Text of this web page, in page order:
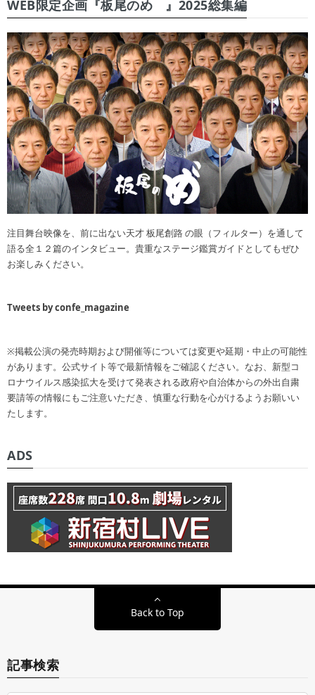
WEB限定企画『板尾のめ゙』2025総集編
注目舞台映像を、前に出ない天才 板尾創路 の眼（フィルター）を通して
語る全１２篇のインタビュー。貴重なステージ鑑賞ガイドとしてもぜひ
お楽しみください。
Tweets by confe_magazine
※掲載公演の発売時期および開催等については変更や延期・中止の可能性
があります。公式サイト等で最新情報をご確認ください。なお、新型コ
ロナウイルス感染拡大を受けて発表される政府や自治体からの外出自粛
要請等の情報にもご注意いただき、慎重な行動を心がけるようお願いい
たします。
ADS
Back to Top
記事検索